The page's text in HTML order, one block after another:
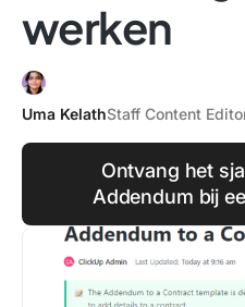
werken
Uma KelathStaff Content
Ontvang het
Addendum bij